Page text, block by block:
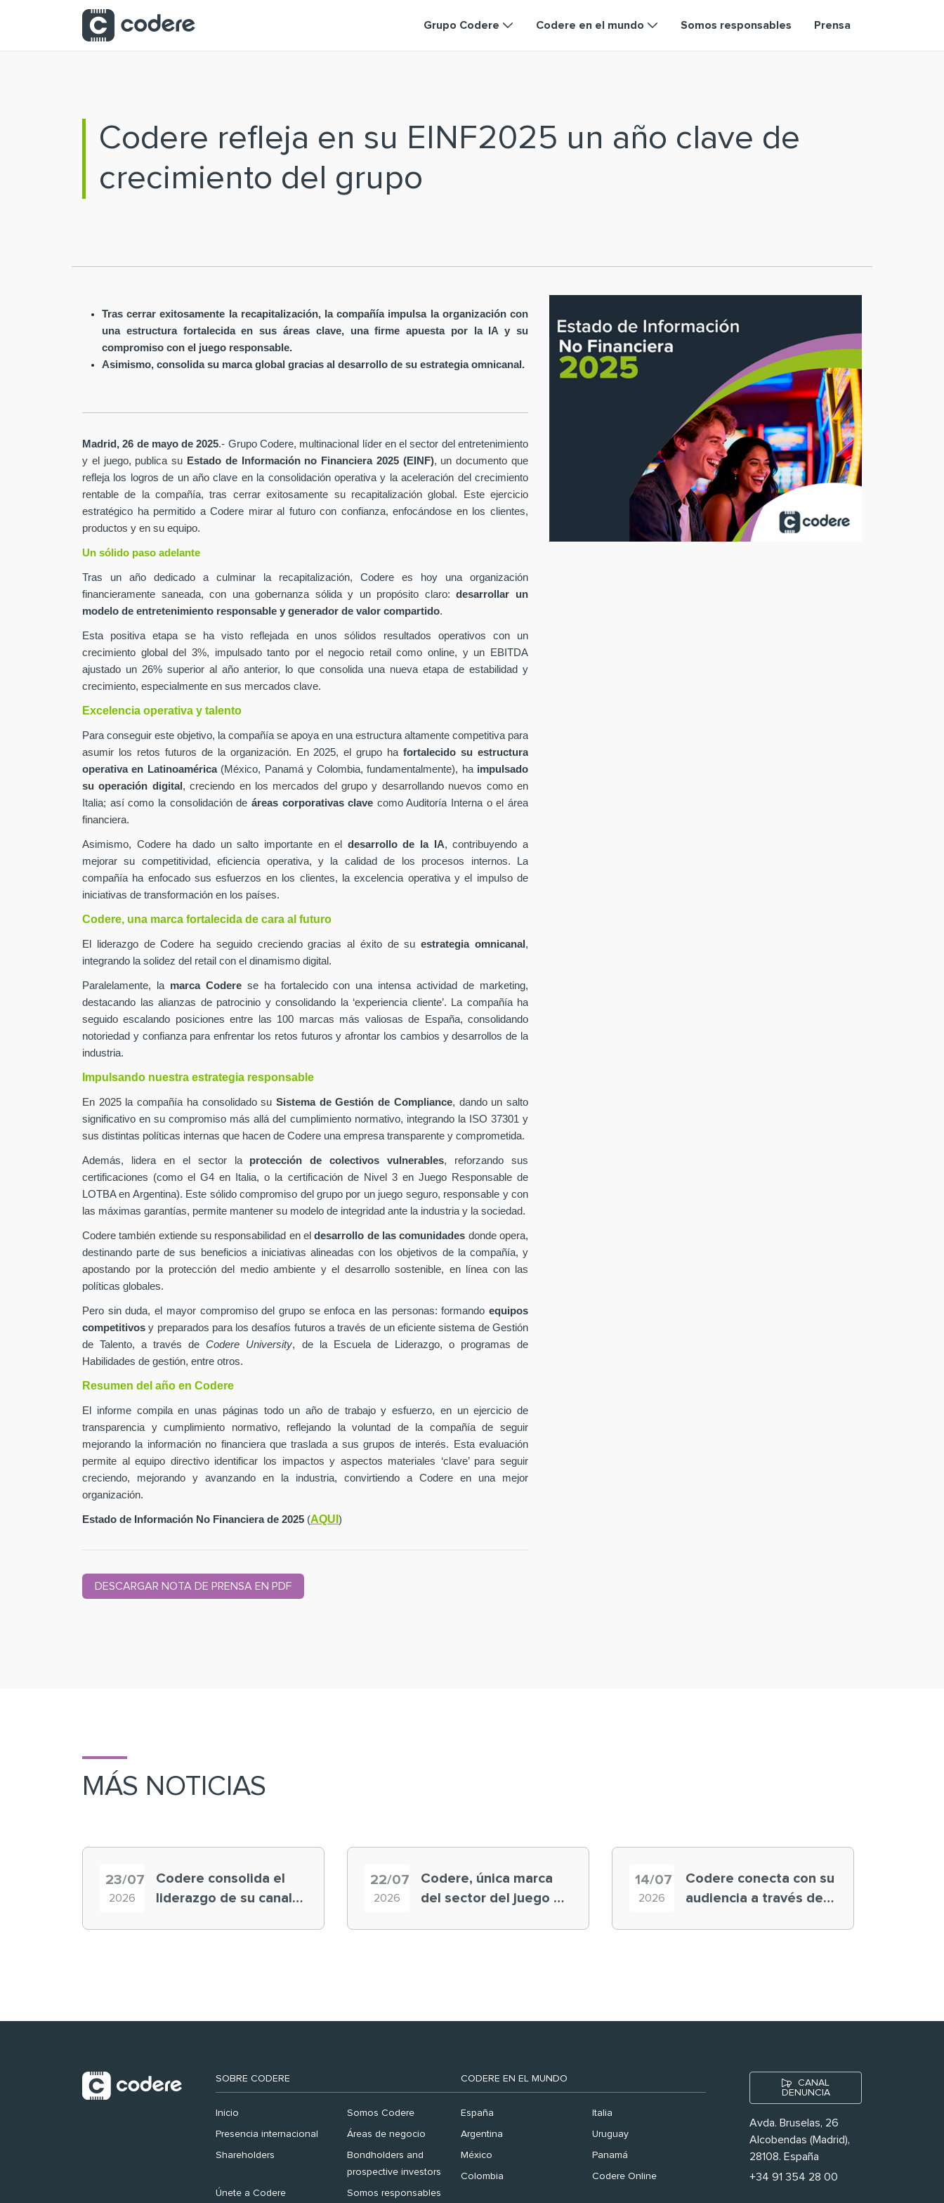
Saltar al contenido principal
Grupo Codere Codere en el mundo Somos responsables Prensa
Codere refleja en su EINF2025 un año clave de
crecimiento del grupo
Tras cerrar exitosamente la recapitalización, la compañía impulsa la organización con
una estructura fortalecida en sus áreas clave, una firme apuesta por la IA y su
compromiso con el juego responsable.
Asimismo, consolida su marca global gracias al desarrollo de su estrategia omnicanal.
Madrid, 26 de mayo de 2025.- Grupo Codere, multinacional líder en el sector del entretenimiento
y el juego, publica su Estado de Información no Financiera 2025 (EINF), un documento que
refleja los logros de un año clave en la consolidación operativa y la aceleración del crecimiento
rentable de la compañía, tras cerrar exitosamente su recapitalización global. Este ejercicio
estratégico ha permitido a Codere mirar al futuro con confianza, enfocándose en los clientes,
productos y en su equipo.
Un sólido paso adelante
Tras un año dedicado a culminar la recapitalización, Codere es hoy una organización
financieramente saneada, con una gobernanza sólida y un propósito claro:desarrollar un
modelo de entretenimiento responsable y generador de valor compartido.
Esta positiva etapa se ha visto reflejada en unos sólidos resultados operativos con un
crecimiento global del 3%, impulsado tanto por el negocio retail como online, y un EBITDA
ajustado un 26% superior al año anterior, lo que consolida una nueva etapa de estabilidad y
crecimiento, especialmente en sus mercados clave.
Excelencia operativa y talento
Para conseguir este objetivo, la compañía se apoya en una estructura altamente competitiva para
asumir los retos futuros de la organización. En 2025, el grupo hafortalecido su estructura
operativa en Latinoamérica(México, Panamá y Colombia, fundamentalmente), ha impulsado
su operación digital , creciendo en los mercados del grupo y desarrollando nuevos como en
Italia; así como la consolidación de áreas corporativas clave como Auditoría Interna o el área
financiera.
Asimismo, Codere ha dado un salto importante en el desarrollo de la IA, contribuyendo a
mejorar su competitividad, eficiencia operativa, y la calidad de los procesos internos. La
compañía ha enfocado sus esfuerzos en los clientes, la excelencia operativa y el impulso de
iniciativas de transformación en los países.
Codere, una marca fortalecida de cara al futuro
El liderazgo de Codere ha seguido creciendo gracias al éxito de suestrategia omnicanal ,
integrando la solidez del retail con el dinamismo digital.
Paralelamente, la marca Coderese ha fortalecido con una intensa actividad de marketing,
destacando las alianzas de patrocinio y consolidando la ‘experiencia cliente’. La compañía ha
seguido escalando posiciones entre las 100 marcas más valiosas de España, consolidando
notoriedad y confianza para enfrentar los retos futuros y afrontar los cambios y desarrollos de la
industria.
Impulsando nuestra estrategia responsable
En 2025 la compañía ha consolidado su Sistema de Gestión de Compliance, dando un salto
significativo en su compromiso más allá del cumplimiento normativo, integrando la ISO 37301 y
sus distintas políticas internas que hacen de Codere una empresa transparente y comprometida.
Además, lidera en el sector la protección de colectivos vulnerables, reforzando sus
certificaciones (como el G4 en Italia, o la certificación de Nivel 3 en Juego Responsable de
LOTBA en Argentina). Este sólido compromiso del grupo por un juego seguro, responsable y con
las máximas garantías, permite mantener su modelo de integridad ante la industria y la sociedad.
Codere también extiende su responsabilidad en eldesarrollo de las comunidades donde opera,
destinando parte de sus beneficios a iniciativas alineadas con los objetivos de la compañía, y
apostando por la protección del medio ambiente y el desarrollo sostenible, en línea con las
políticas globales.
Pero sin duda, el mayor compromiso del grupo se enfoca en las personas: formando equipos
competitivos y preparados para los desafíos futuros a través de un eficiente sistema de Gestión
de Talento, a través deCodere University, de la Escuela de Liderazgo, o programas de
Habilidades de gestión, entre otros.
Resumen del año en Codere
El informe compila en unas páginas todo un año de trabajo y esfuerzo, en un ejercicio de
transparencia y cumplimiento normativo, reflejando la voluntad de la compañía de seguir
mejorando la información no financiera que traslada a sus grupos de interés. Esta evaluación
permite al equipo directivo identificar los impactos y aspectos materiales ‘clave’ para seguir
creciendo, mejorando y avanzando en la industria, convirtiendo a Codere en una mejor
organización.
Estado de Información No Financiera de 2025 (AQUI )
DESCARGAR NOTA DE PRENSA EN PDF
MÁS NOTICIAS
23/07
2026
Codere consolida el
liderazgo de su canal
22/07
2026
Codere, única marca
del sector del juego en
14/07
2026
Codere conecta con su
audiencia a través de
SOBRE CODERE
Inicio Somos Codere
Presencia internacional Áreas de negocio
Shareholders
Bondholders and
prospective investors
Únete a Codere Somos responsables
CODERE EN EL MUNDO
España Italia
Argentina Uruguay
México Panamá
Colombia Codere Online
CANAL
DENUNCIA
Avda. Bruselas, 26
Alcobendas (Madrid),
28108. España
+34 91 354 28 00